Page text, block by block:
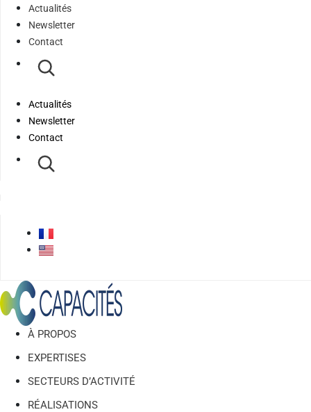
Actualités
Newsletter
Contact
Actualités
Newsletter
Contact
À PROPOS
EXPERTISES
SECTEURS D’ACTIVITÉ
RÉALISATIONS